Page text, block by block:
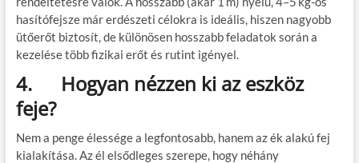
hasítófejsze már erdészeti célokra is ideális, hiszen nagyobb
ütőerőt biztosít, de különösen hosszabb feladatok során a
kezelése több fizikai erőt és rutint igényel.
4. Hogyan nézzen ki az eszköz
feje?
Nem a penge élessége a legfontosabb, hanem az ék alakú fej
kialakítása. Az él elsődleges szerepe, hogy néhány